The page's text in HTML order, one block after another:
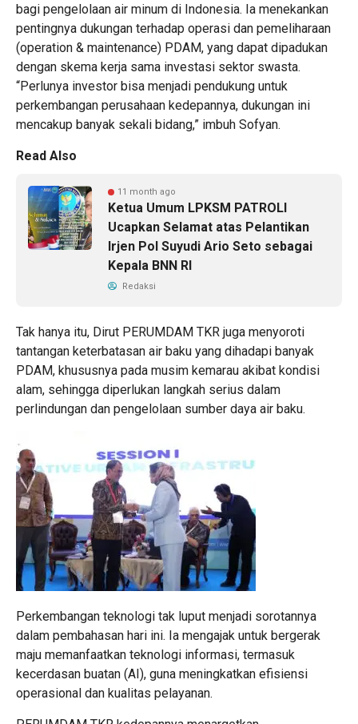
bagi pengelolaan air minum di Indonesia. Ia menekankan
pentingnya dukungan terhadap operasi dan pemeliharaan
(operation & maintenance) PDAM, yang dapat dipadukan
dengan skema kerja sama investasi sektor swasta.
“Perlunya investor bisa menjadi pendukung untuk
perkembangan perusahaan kedepannya, dukungan ini
mencakup banyak sekali bidang,” imbuh Sofyan.
Read Also
11 month ago
Ketua Umum LPKSM PATROLI
Ucapkan Selamat atas Pelantikan
Irjen Pol Suyudi Ario Seto sebagai
Kepala BNN RI
Redaksi
Tak hanya itu, Dirut PERUMDAM TKR juga menyoroti
tantangan keterbatasan air baku yang dihadapi banyak
PDAM, khususnya pada musim kemarau akibat kondisi
alam, sehingga diperlukan langkah serius dalam
perlindungan dan pengelolaan sumber daya air baku.
Perkembangan teknologi tak luput menjadi sorotannya
dalam pembahasan hari ini. Ia mengajak untuk bergerak
maju memanfaatkan teknologi informasi, termasuk
kecerdasan buatan (AI), guna meningkatkan efisiensi
operasional dan kualitas pelayanan.